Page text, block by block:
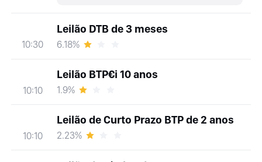
10:30
Leilão DTB de 3 meses
6.18%
10:10
Leilão BTP€i 10 anos
1.9%
10:10
Leilão de Curto Prazo BTP de 2 anos
2.23%